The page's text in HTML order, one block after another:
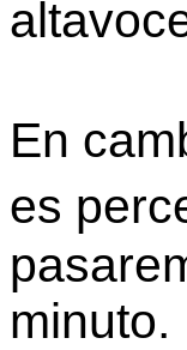
En
es
minuto.